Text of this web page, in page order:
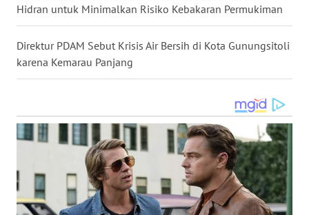
Hidran untuk Minimalkan Risiko Kebakaran Permukiman
Direktur PDAM Sebut Krisis Air Bersih di Kota Gunungsitoli
karena Kemarau Panjang
WN
KALTIM
WN
WN
GORONTALO
WN
SULUT